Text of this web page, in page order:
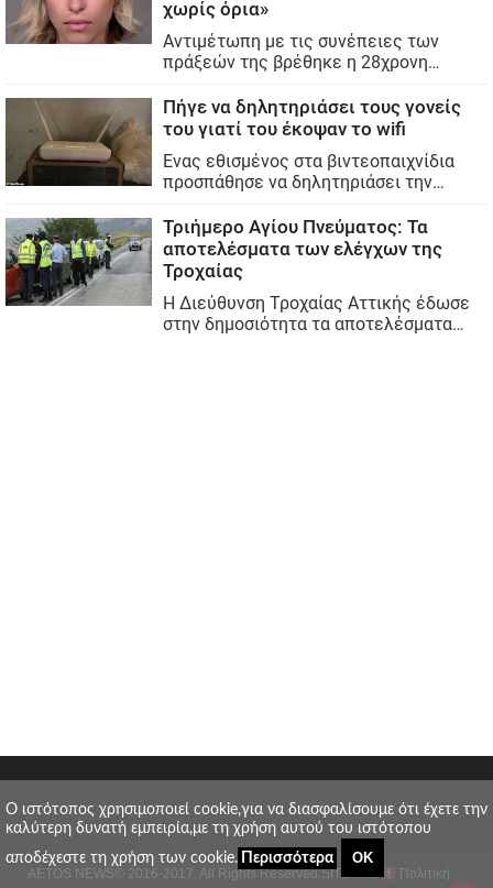
AETOS NEWS © 2016-2017. All Rights Reserved.SITE MAP Πολιτική
O ιστότοπος χρησιμοποιεί cookie,για να διασφαλίσουμε ότι έχετε την
καλύτερη δυνατή εμπειρία,με τη χρήση αυτού του ιστότοπου
αποδέχεστε τη χρήση των cookie.
Περισσότερα ΟΚ